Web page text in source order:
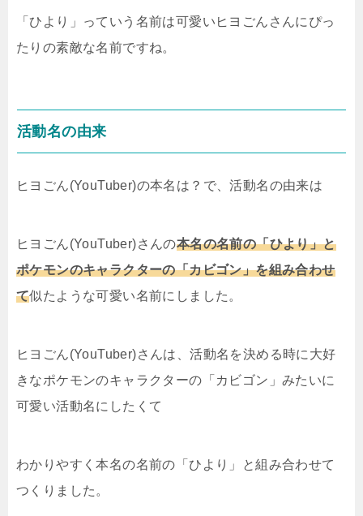
「ひより」っていう名前は可愛いヒヨごんさんにぴっ
たりの素敵な名前ですね。
活動名の由来
ヒヨごん(YouTuber)の本名は？で、活動名の由来は
ヒヨごん(YouTuber)さんの本名の名前の「ひより」と
ポケモンのキャラクターの「カビゴン」を組み合わせ
て似たような可愛い名前にしました。
ヒヨごん(YouTuber)さんは、活動名を決める時に大好
きなポケモンのキャラクターの「カビゴン」みたいに
可愛い活動名にしたくて
わかりやすく本名の名前の「ひより」と組み合わせて
つくりました。